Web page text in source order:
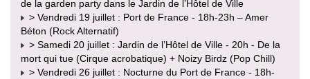
de la garden party dans le Jardin de l’Hôtel de Ville
> Vendredi 19 juillet : Port de France - 18h-23h – Amer
Béton (Rock Alternatif)
> Samedi 20 juillet : Jardin de l’Hôtel de Ville - 20h - De la
mort qui tue (Cirque acrobatique) + Noizy Birdz (Pop Chill)
> Vendredi 26 juillet : Nocturne du Port de France - 18h-